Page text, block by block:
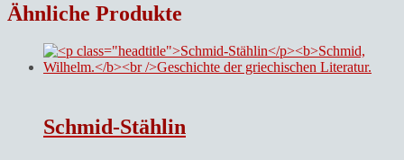
Ähnliche Produkte
Schmid-Stählin